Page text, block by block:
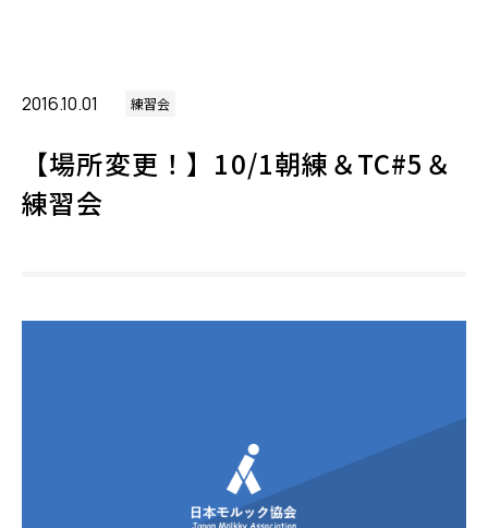
2016.10.01 練習会
【場所変更！】10/1朝練＆TC#5＆
練習会